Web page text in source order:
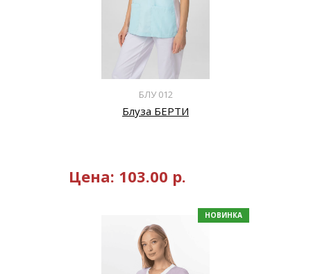
БЛУ 012
Блуза БЕРТИ
Цена: 103.00 р.
НОВИНКА